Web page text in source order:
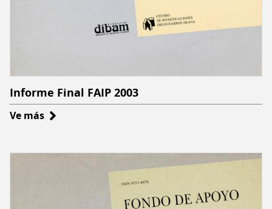
Informe Final FAIP 2003
Ve más sobre